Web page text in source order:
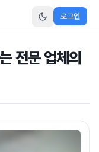
로그인
전문 업체의